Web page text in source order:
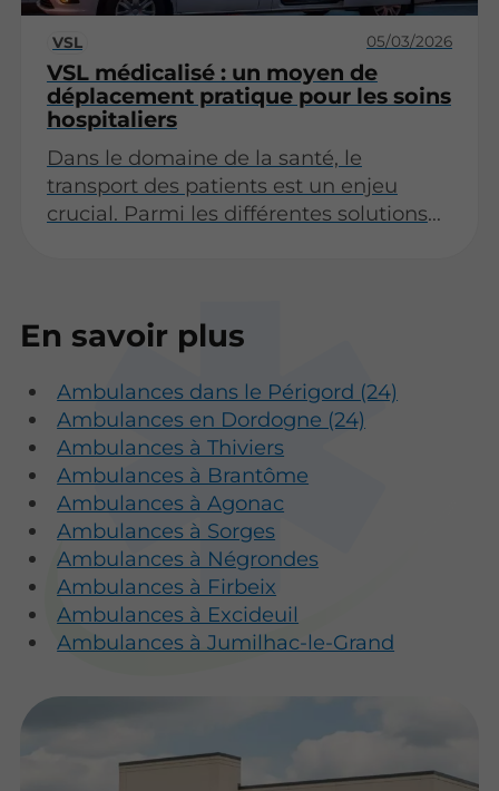
VSL 05/03/2026
VSL médicalisé : un moyen de
déplacement pratique pour les soins
hospitaliers
Dans le domaine de la santé, le
transport des patients est un enjeu
crucial. Parmi les différentes solutions
penche sur les multiples facettes de
cette alternative, ses avantages, son
fonctionnement, ainsi que son impact
sur le système de santé.
En savoir plus
Ambulances dans le Périgord (24)
Ambulances en Dordogne (24)
Ambulances à Thiviers
Ambulances à Brantôme
Ambulances à Agonac
Ambulances à Sorges
Ambulances à Négrondes
Ambulances à Firbeix
Ambulances à Excideuil
Ambulances à Jumilhac-le-Grand